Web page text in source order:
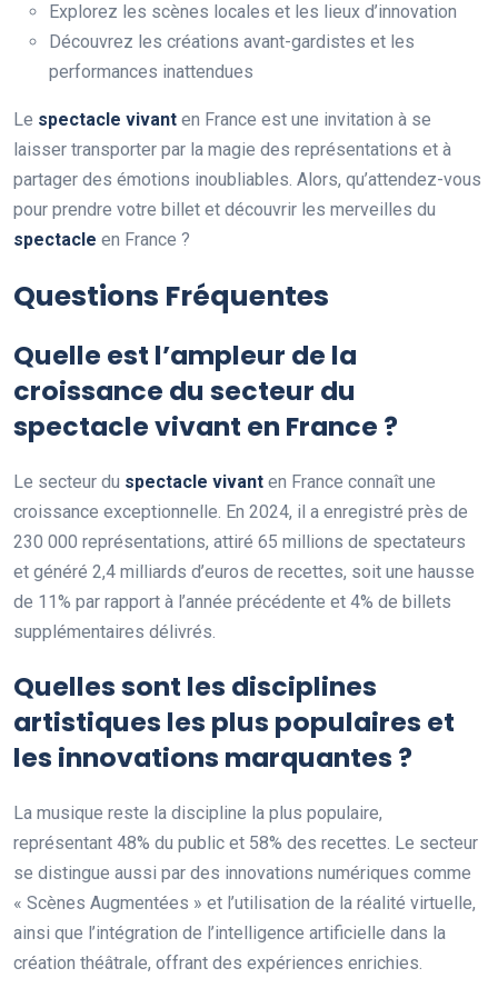
Explorez les scènes locales et les lieux d’innovation
Découvrez les créations avant-gardistes et les
performances inattendues
Le spectacle vivant en France est une invitation à se
laisser transporter par la magie des représentations et à
partager des émotions inoubliables. Alors, qu’attendez-vous
pour prendre votre billet et découvrir les merveilles du
spectacle en France ?
Questions Fréquentes
Quelle est l’ampleur de la
croissance du secteur du
spectacle vivant en France ?
Le secteur du spectacle vivant en France connaît une
croissance exceptionnelle. En 2024, il a enregistré près de
230 000 représentations, attiré 65 millions de spectateurs
et généré 2,4 milliards d’euros de recettes, soit une hausse
de 11% par rapport à l’année précédente et 4% de billets
supplémentaires délivrés.
Quelles sont les disciplines
artistiques les plus populaires et
les innovations marquantes ?
La musique reste la discipline la plus populaire,
représentant 48% du public et 58% des recettes. Le secteur
se distingue aussi par des innovations numériques comme
« Scènes Augmentées » et l’utilisation de la réalité virtuelle,
ainsi que l’intégration de l’intelligence artificielle dans la
création théâtrale, offrant des expériences enrichies.